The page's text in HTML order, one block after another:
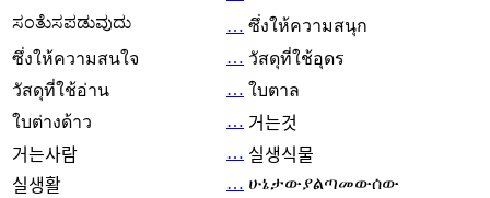
ಸಂತೆುಸಪಡುವುದು
… ซึ่งให้ความสนุก
ซึ่งให้ความสนใจ
… วัสดุที่ใช้อุดร
วัสดุที่ใช้อ่าน
… ใบตาล
ใบต่างด้าว
… 거는것
거는사람
… 실생식물
실생활
… ሁኔታውያልጣመውሰው